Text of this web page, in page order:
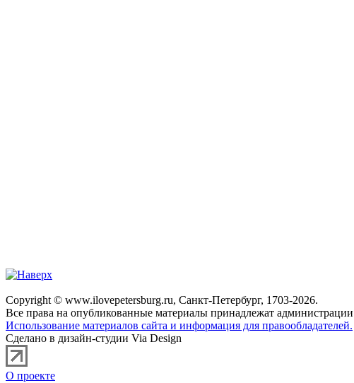
Copyright © www.ilovepetersburg.ru, Санкт-Петербург, 1703-2026.
Все права на опубликованные материалы принадлежат администрации
Использование материалов сайта и информация для правообладателей.
Сделано в дизайн-студии Via Design
О проекте